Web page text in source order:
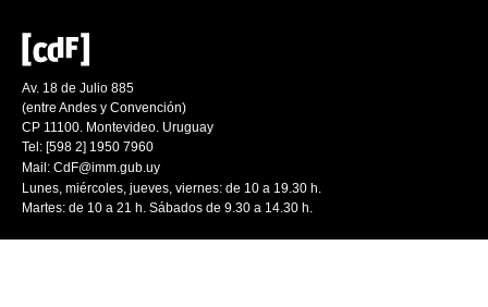
Av. 18 de Julio 885
(entre Andes y Convención)
CP 11100. Montevideo. Uruguay
Tel: [598 2] 1950 7960
Mail: CdF@imm.gub.uy
Lunes, miércoles, jueves, viernes: de 10 a 19.30 h.
Martes: de 10 a 21 h. Sábados de 9.30 a 14.30 h.